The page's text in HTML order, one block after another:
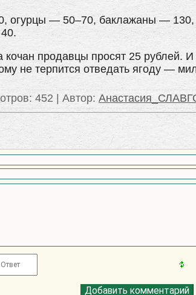
огурцы — 50–70, баклажаны —
кочан продавцы просят 25
не терпится отведать ягоду —
: 452 | Автор: